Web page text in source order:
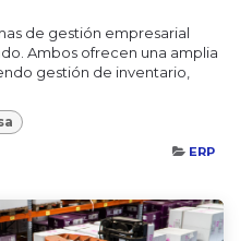
de gestión empresarial
Ambos ofrecen una amplia
gestión de inventario,
ERP